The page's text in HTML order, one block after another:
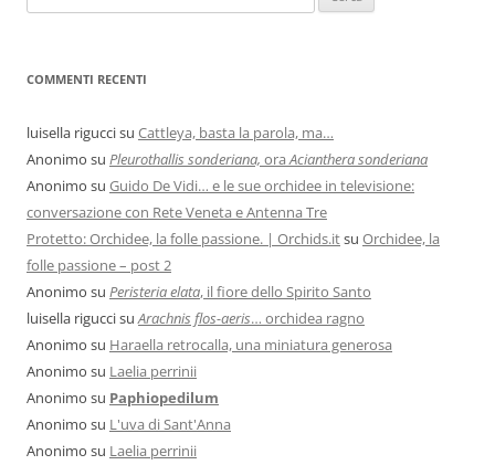
COMMENTI RECENTI
luisella riguccisu Cattleya, basta la parola, ma…
Anonimo su Pleurothallis sonderiana, ora Acianthera sonderiana
Anonimo su Guido De Vidi… e le sue orchidee in televisione:
conversazione con Rete Veneta e Antenna Tre
Protetto: Orchidee, la folle passione. | Orchids.itsu Orchidee, la
folle passione – post 2
Anonimo su Peristeria elata, il fiore dello Spirito Santo
luisella riguccisu Arachnis flos-aeris… orchidea ragno
Anonimo su Haraella retrocalla, una miniatura generosa
Anonimo su Laelia perrinii
Anonimo su Paphiopedilum
Anonimo su L'uva di Sant'Anna
Anonimo su Laelia perrinii